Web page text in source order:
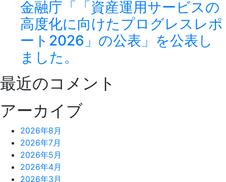
金融庁「「資産運用サービスの
高度化に向けたプログレスレポ
ート2026」の公表」を公表し
ました。
最近のコメント
アーカイブ
2026年8月
2026年7月
2026年5月
2026年4月
2026年3月